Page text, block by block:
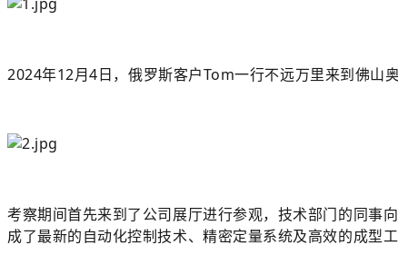
2024年12月4日，俄罗斯客户Tom一行不远万里来到佛山
考察期间首先来到了公司展厅进行参观，技术部门的同事
成了最新的自动化控制技术、精密定量系统及高效的成型